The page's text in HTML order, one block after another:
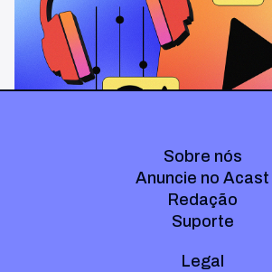
especialmente entre os ouvintes da Geração
Sobre nós
Anuncie no Acast
Redação
Suporte
Legal